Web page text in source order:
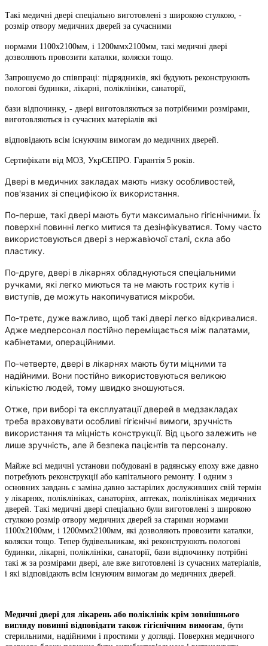
Такі медичні двері спеціально виготовлені з широкою стулкою, -
розмір отвору медичних дверей за сучасними
нормами 1100х2100мм, і 1200ммх2100мм, такі медичні двері
дозволяють провозити каталки, коляски тощо.
Запрошуємо до співпраці: підрядників, які будують реконструюють
пологові будинки, лікарні, поліклініки, санаторії,
бази відпочинку, - двері виготовляються за потрібними розмірами,
виготовляються із сучасних матеріалів які
відповідають всім існуючим вимогам до медичних дверей.
Сертифікати від МОЗ, УкрСЕПРО. Гарантія 5 років.
Двері в медичних закладах мають низку особливостей,
пов'язаних зі специфікою їх використання.
По-перше, такі двері мають бути максимально гігієнічними. Їх
поверхні повинні легко митися та дезінфікуватися. Тому часто
використовуються двері з нержавіючої сталі, скла або
пластику.
По-друге, двері в лікарнях обладнуються спеціальними
ручками, які легко миються та не мають гострих кутів і
виступів, де можуть накопичуватися мікроби.
По-третє, дуже важливо, щоб такі двері легко відкривалися.
Адже медперсонал постійно переміщається між палатами,
кабінетами, операційними.
По-четверте, двері в лікарнях мають бути міцними та
надійними. Вони постійно використовуються великою
кількістю людей, тому швидко зношуються.
Отже, при виборі та експлуатації дверей в медзакладах
треба враховувати особливі гігієнічні вимоги, зручність
використання та міцність конструкції. Від цього залежить не
лише зручність, але й безпека пацієнтів та персоналу.
Майже всі медичні установи побудовані в радянську епоху вже давно
потребують реконструкції або капітального ремонту. І одним з
основних завдань є заміна давно застарілих дослуживших свій термін
у лікарнях, поліклініках, санаторіях, аптеках, поліклініках медичних
дверей. Такі медичні двері спеціально були виготовлені з широкою
стулкою розмір отвору медичних дверей за старими нормами
1100х2100мм, і 1200ммх2100мм, які дозволяють провозити каталки,
коляски тощо. Тепер будівельникам, які реконструюють пологові
будинки, лікарні, поліклініки, санаторії, бази відпочинку потрібні
такі ж за розмірами двері, але вже виготовлені із сучасних матеріалів,
і які відповідають всім існуючим вимогам до медичних дверей.
Медичні двері для лікарень або поліклінік крім зовнішнього
вигляду повинні відповідати також гігієнічним вимогам , бути
стерильними, надійними і простими у догляді. Поверхня медичного